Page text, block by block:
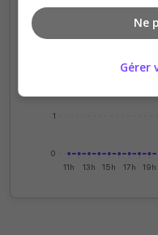
0
1
3
11h 13h 15h 17h 19h
Ne
Gérer